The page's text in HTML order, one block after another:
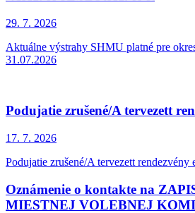
29. 7. 2026
Aktuálne výstrahy SHMU platné pre
31.07.2026
Podujatie zrušené/A tervezett
17. 7. 2026
Podujatie zrušené/A tervezett rendezvény
Oznámenie o kontakte na
MIESTNEJ VOLEBNEJ